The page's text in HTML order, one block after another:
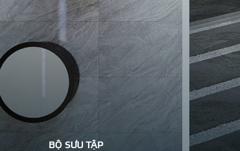
BỘ SƯU TẬP